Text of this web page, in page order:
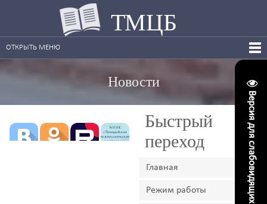
Версия для слабовидящих
ТМЦБ
ОТКРЫТЬ МЕНЮ
Новости
Быстрый
переход
Главная
Режим работы